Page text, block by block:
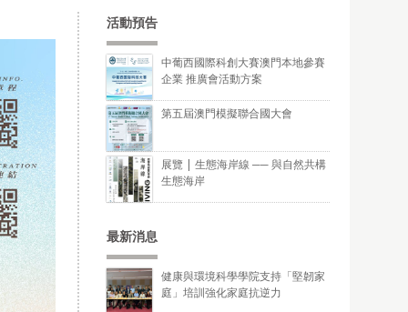
活動預告
中葡西國際科創大賽澳門本地參賽
企業 推廣會活動方案
第五屆澳門模擬聯合國大會
展覽 | 生態海岸線 ── 與自然共構
生態海岸
最新消息
健康與環境科學學院支持「堅韌家
庭」培訓強化家庭抗逆力